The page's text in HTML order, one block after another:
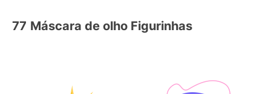
77 Máscara de olho Figurinhas